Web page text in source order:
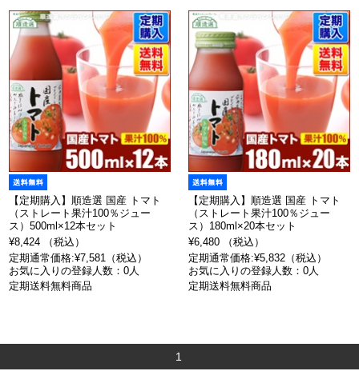
【定期購入】順造選 国産 トマト
（ストレート果汁100％ジュー
ス）500ml×12本セット
¥8,424 （税込）
定期通常価格:¥7,581（税込）
お気に入りの登録人数：0人
定期送料無料商品
【定期購入】順造選 国産 トマト
（ストレート果汁100％ジュー
ス）180ml×20本セット
¥6,480 （税込）
定期通常価格:¥5,832（税込）
お気に入りの登録人数：0人
定期送料無料商品
1